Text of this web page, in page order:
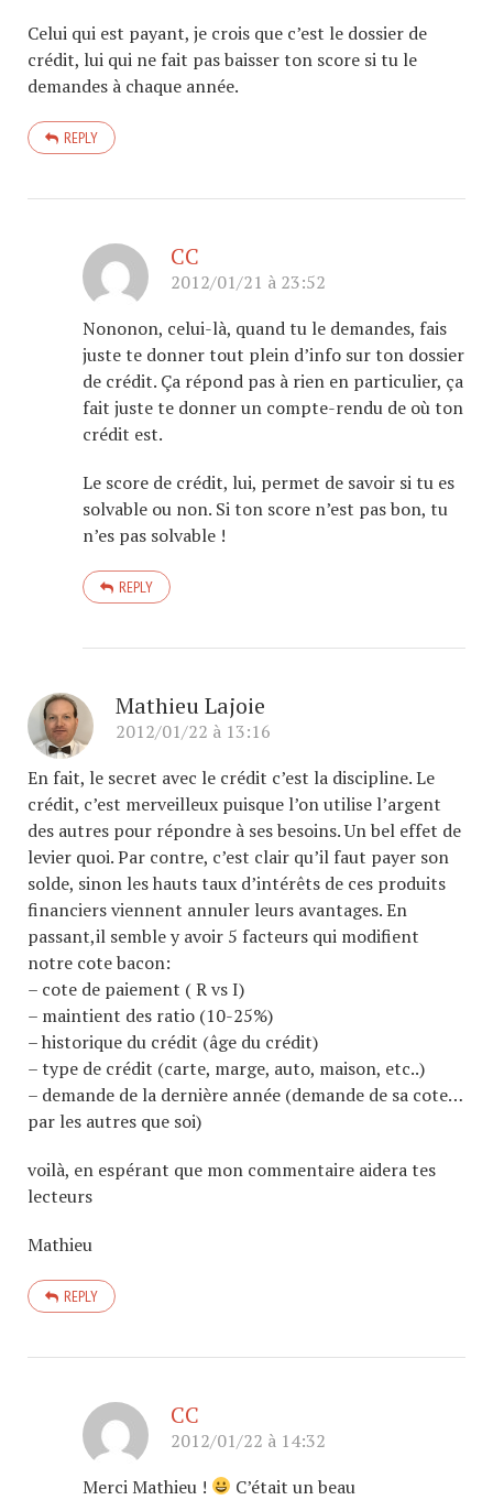
Celui qui est payant, je crois que c’est le dossier de
crédit, lui qui ne fait pas baisser ton score si tu le
demandes à chaque année.
REPLY
CC
2012/01/21 à 23:52
Nononon, celui-là, quand tu le demandes, fais
juste te donner tout plein d’info sur ton dossier
de crédit. Ça répond pas à rien en particulier, ça
fait juste te donner un compte-rendu de où ton
crédit est.
Le score de crédit, lui, permet de savoir si tu es
solvable ou non. Si ton score n’est pas bon, tu
n’es pas solvable !
REPLY
Mathieu Lajoie
2012/01/22 à 13:16
En fait, le secret avec le crédit c’est la discipline. Le
crédit, c’est merveilleux puisque l’on utilise l’argent
des autres pour répondre à ses besoins. Un bel effet de
levier quoi. Par contre, c’est clair qu’il faut payer son
solde, sinon les hauts taux d’intérêts de ces produits
financiers viennent annuler leurs avantages. En
passant,il semble y avoir 5 facteurs qui modifient
notre cote bacon:
– cote de paiement ( R vs I)
– maintient des ratio (10-25%)
– historique du crédit (âge du crédit)
– type de crédit (carte, marge, auto, maison, etc..)
– demande de la dernière année (demande de sa cote…
par les autres que soi)
voilà, en espérant que mon commentaire aidera tes
lecteurs
Mathieu
REPLY
CC
2012/01/22 à 14:32
Merci Mathieu !
C’était un beau